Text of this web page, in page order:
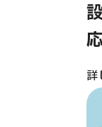
詳